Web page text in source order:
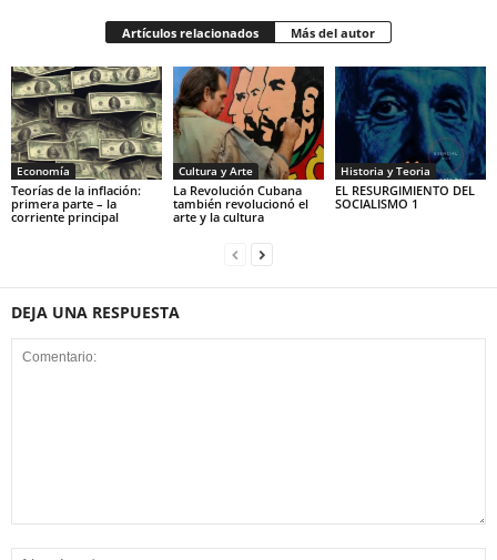
Artículos relacionados Más del autor
Economía
Teorías de la inflación:
primera parte – la
corriente principal
Cultura y Arte
La Revolución Cubana
también revolucionó el
arte y la cultura
Historia y Teoria
EL RESURGIMIENTO DEL
SOCIALISMO 1
DEJA UNA RESPUESTA